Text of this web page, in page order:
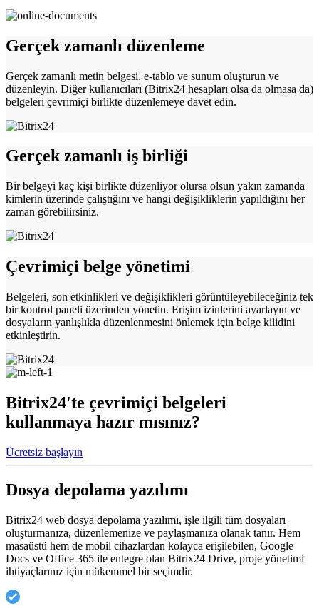
Gerçek zamanlı düzenleme
Gerçek zamanlı metin belgesi, e-tablo ve sunum oluşturun ve
düzenleyin. Diğer kullanıcıları (Bitrix24 hesapları olsa da olmasa da)
belgeleri çevrimiçi birlikte düzenlemeye davet edin.
Gerçek zamanlı iş birliği
Bir belgeyi kaç kişi birlikte düzenliyor olursa olsun yakın zamanda
kimlerin üzerinde çalıştığını ve hangi değişikliklerin yapıldığını her
zaman görebilirsiniz.
Çevrimiçi belge yönetimi
Belgeleri, son etkinlikleri ve değişiklikleri görüntüleyebileceğiniz tek
bir kontrol paneli üzerinden yönetin. Erişim izinlerini ayarlayın ve
dosyaların yanlışlıkla düzenlenmesini önlemek için belge kilidini
etkinleştirin.
Bitrix24'te çevrimiçi belgeleri
kullanmaya hazır mısınız?
Ücretsiz başlayın
Dosya depolama yazılımı
Bitrix24 web dosya depolama yazılımı, işle ilgili tüm dosyaları
oluşturmanıza, düzenlemenize ve paylaşmanıza olanak tanır. Hem
masaüstü hem de mobil cihazlardan kolayca erişilebilen, Google
Docs ve Office 365 ile entegre olan Bitrix24 Drive, proje yönetimi
ihtiyaçlarınız için mükemmel bir seçimdir.